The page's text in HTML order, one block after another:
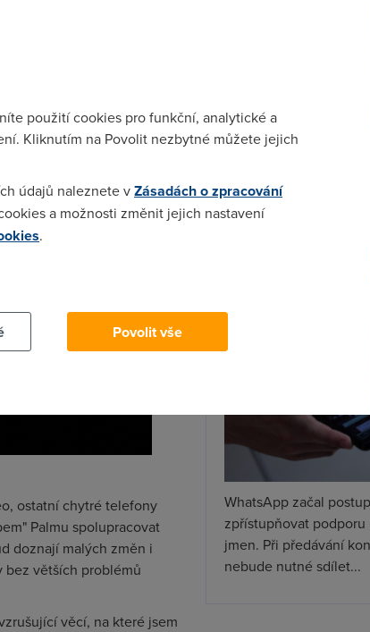
postupné přidávání dalších
ostatní chytré telefony
Palmu spolupracovat
doznají malých změn i
bez větších problémů
věcí, na které jsem
SpaceX podle
Times připravuje další
Starlinku. Vedle
WhatsApp
uživatelská
WhatsApp začal
zpřístupňovat
jmen. Při předávání
nebude nutné sdílet...
použití cookies pro funkční, analytické a
Kliknutím na Povolit nezbytné můžete jejich
údajů naleznete vZásadách o zpracování
a možnosti změnit jejich nastavení
.
Povolit vše